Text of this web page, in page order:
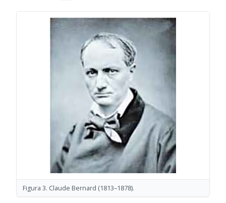
Figura 3. Claude Bernard (1813–1878).